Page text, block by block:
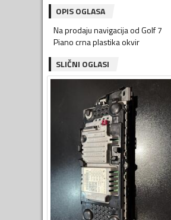
OPIS OGLASA
Na prodaju navigacija od Golf 7
Piano crna plastika okvir
SLIČNI OGLASI